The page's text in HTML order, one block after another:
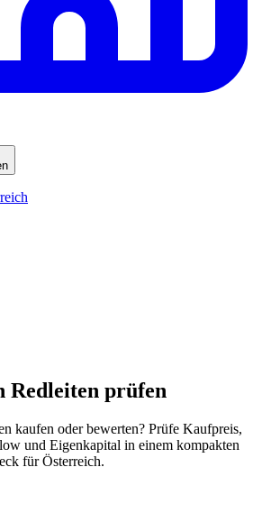
Redleiten prüfen
kaufen oder bewerten? Prüfe Kaufpreis,
und Eigenkapital in einem kompakten
für Österreich.